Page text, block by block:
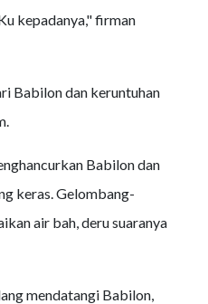
kepadanya," firman
Babilon dan keruntuhan
Babilon dan
keras. Gelombang-
air bah, deru suaranya
mendatangi Babilon,